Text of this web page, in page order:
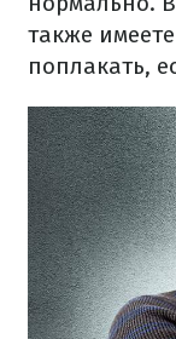
также
поплакать,